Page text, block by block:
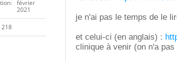
février
2021
218
je n'ai pas le temps de le
et celui-ci (en anglais) :
clinique à venir (on n'a